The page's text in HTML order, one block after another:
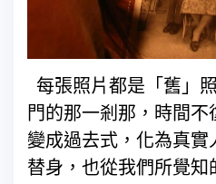
每張照片都是「舊」
門的那一剎那，時間不
變成過去式，化為真實
替身，也從我們所覺